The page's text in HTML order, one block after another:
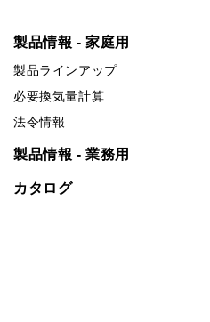
製品情報 - 家庭用
製品ラインアップ
必要換気量計算
法令情報
製品情報 - 業務用
カタログ